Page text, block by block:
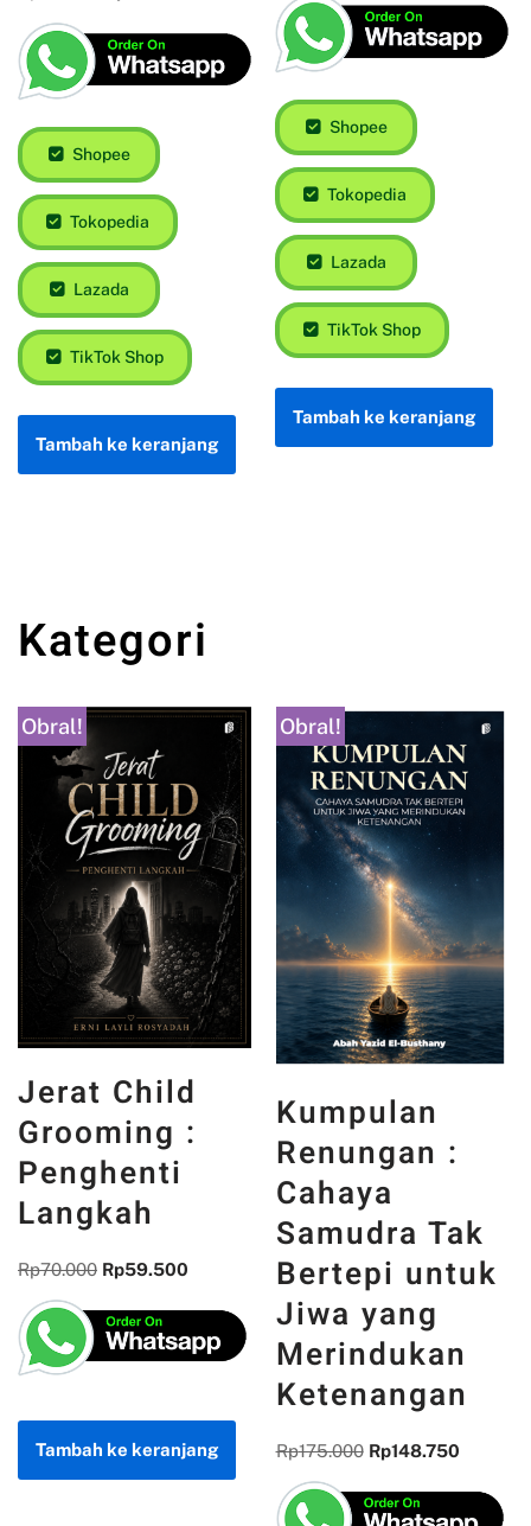
Shopee
Tokopedia
Lazada
TikTok Shop
Tambah ke keranjang
Berkarya
Rp85.000
Shopee
Tokopedia
Kategori
Obral!
Kumpulan
Renungan :
Cahaya
Samudra Tak
Bertepi untuk
Merindukan
Ketenangan
Obral!
Untuk Masa
Depan :
Secercah
Kontribusi
dari Bidang
Informatika
Rp85.000 Rp72.250